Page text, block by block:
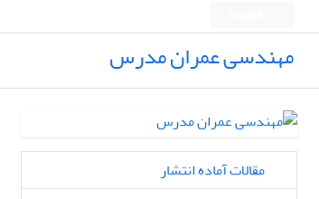
مهندسی عمران مدرس
مقالات آماده انتشار